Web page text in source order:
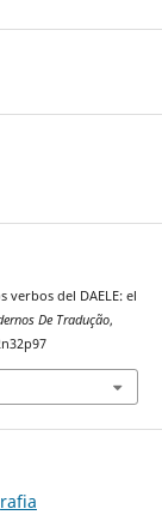
verbos del DAELE: el
De Tradução,